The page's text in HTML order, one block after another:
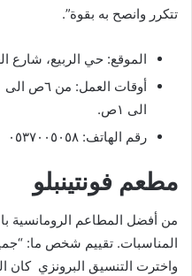
تتكرر وانصح به بقوة”.
الموقع: حي الربيع، شارع
الى ١ص.
رقم الهاتف: ٠٥٣٧٠٠٥٠٥٨
مطعم فونتينبلو
من أفضل المطاعم الرومانسية
المناسبات. تقييم شخص ما:
واخترت التنسيق البرونزي